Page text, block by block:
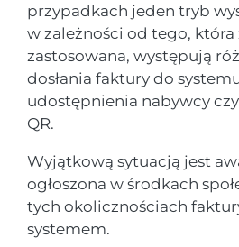
przypadkach jeden tryb
w zależności od tego, która
zastosowana, występują
dosłania faktury do
udostępnienia nabywcy
QR.
Wyjątkową sytuacją jest
ogłoszona w środkach
tych okolicznościach
systemem.